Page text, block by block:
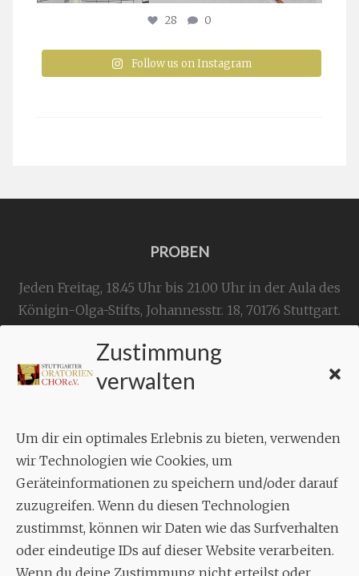
Zustimmung
verwalten
Um dir ein optimales Erlebnis zu bieten, verwenden
wir Technologien wie Cookies, um
Geräteinformationen zu speichern und/oder darauf
zuzugreifen. Wenn du diesen Technologien
zustimmst, können wir Daten wie das Surfverhalten
oder eindeutige IDs auf dieser Website verarbeiten.
Wenn du deine Zustimmung nicht erteilst oder
28 0
Follow us on Instagram
PROBEN
Jeden Freitag, 18.45 Uhr bis 21.00 Uhr in der Aula des
Königin-Olga-Stifts, Johannesstr. 18, 70176 Stuttgart.
KONTAKT
Geschäftsstelle:
Aixheimer Str. 18
70619 Stuttgart
MUSIK
Musikalischer Leiter:
Enrico Trummer